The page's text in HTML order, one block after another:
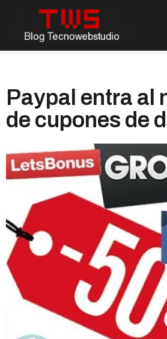
Paypal entra al
de cupones de